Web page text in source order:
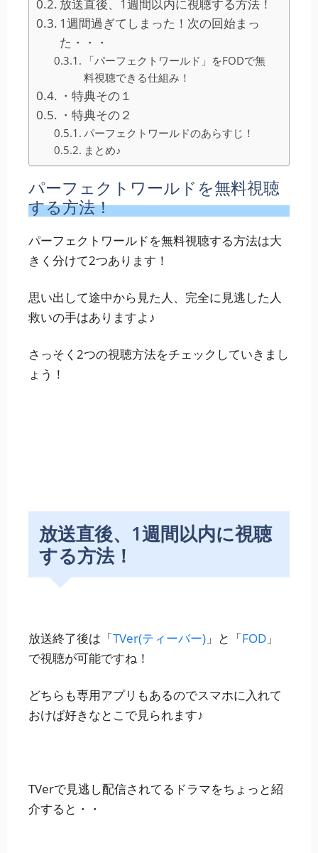
放送直後、1週間以内に視聴する方法！
1週間過ぎてしまった！次の回始まっ
た・・・
「パーフェクトワールド」をFODで無
料視聴できる仕組み！
・特典その１
・特典その２
パーフェクトワールドのあらすじ！
まとめ♪
パーフェクトワールドを無料視聴
する方法！
パーフェクトワールドを無料視聴する方法は大
きく分けて2つあります！
思い出して途中から見た人、完全に見逃した人
救いの手はありますよ♪
さっそく2つの視聴方法をチェックしていきまし
ょう！
放送直後、1週間以内に視聴
する方法！
放送終了後は「TVer(ティーバー)」と「FOD」
で視聴が可能ですね！
どちらも専用アプリもあるのでスマホに入れて
おけば好きなとこで見られます♪
TVerで見逃し配信されてるドラマをちょっと紹
介すると・・